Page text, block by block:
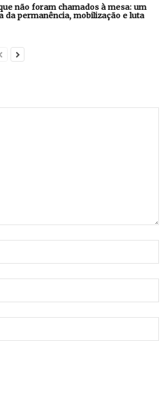
não foram chamados à mesa: um
da permanência, mobilização e luta